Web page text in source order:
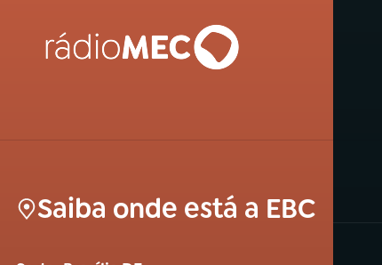
Saiba onde está a EBC